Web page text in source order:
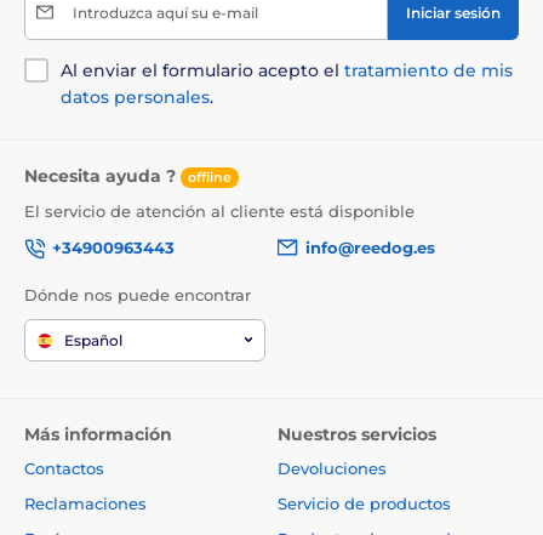
Introduzca aquí su e-mail Iniciar sesión
Al enviar el formulario acepto el tratamiento de mis
datos personales.
Necesita ayuda ? offline
El servicio de atención al cliente está disponible
+34900963443
info@reedog.es
Dónde nos puede encontrar
Español
Más información
Contactos
Reclamaciones
Nuestros servicios
Devoluciones
Servicio de productos